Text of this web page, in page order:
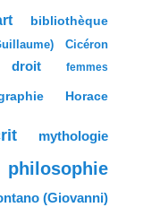
bibliothèque
Cicéron
droit femmes
Horace
mythologie
philosophie
(Giovanni)